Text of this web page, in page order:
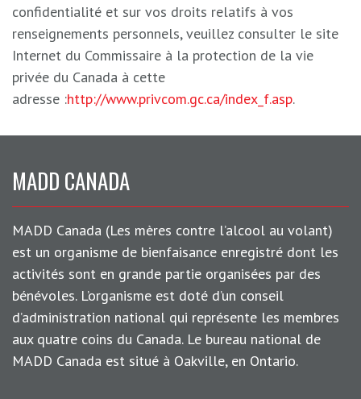
confidentialité et sur vos droits relatifs à vos
renseignements personnels, veuillez consulter le site
Internet du Commissaire à la protection de la vie
privée du Canada à cette
adresse :http://www.privcom.gc.ca/index_f.asp.
MADD CANADA
MADD Canada (Les mères contre l’alcool au volant)
est un organisme de bienfaisance enregistré dont les
activités sont en grande partie organisées par des
bénévoles. L’organisme est doté d’un conseil
d’administration national qui représente les membres
aux quatre coins du Canada. Le bureau national de
MADD Canada est situé à Oakville, en Ontario.